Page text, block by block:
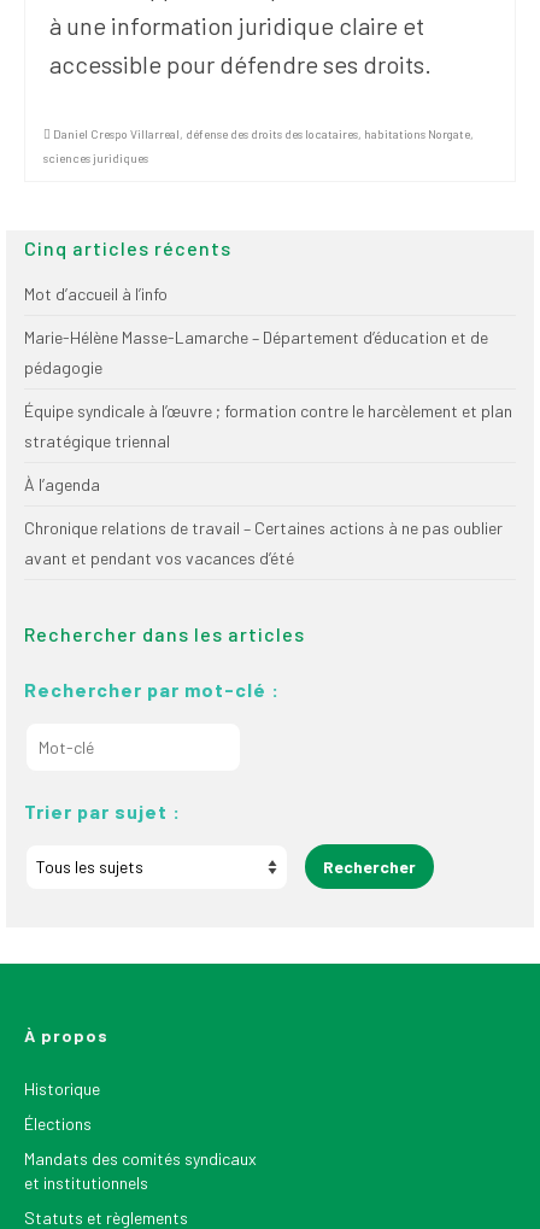
à une information juridique claire et
accessible pour défendre ses droits.
Daniel Crespo Villarreal, défense des droits des locataires, habitations Norgate,
sciences juridiques
Cinq articles récents
Mot d’accueil à l’info
Marie-Hélène Masse-Lamarche – Département d’éducation et de
pédagogie
Équipe syndicale à l’œuvre ; formation contre le harcèlement et plan
stratégique triennal
À l’agenda
Chronique relations de travail – Certaines actions à ne pas oublier
avant et pendant vos vacances d’été
Rechercher dans les articles
Rechercher par mot-clé :
Trier par sujet :
À propos
Historique
Élections
Mandats des comités syndicaux
et institutionnels
Statuts et règlements